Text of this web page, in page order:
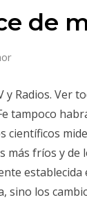
de
y Radios. Ver
tampoco
científicos
más fríos y de
establecida
sino los